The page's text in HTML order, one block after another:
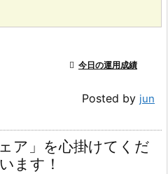
 今日の運用成績
Posted by jun
ア」を心掛けてくだ
ます！